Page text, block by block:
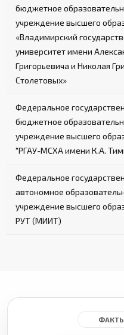
бюджетное
учреждение высшего
«Владимирский
университет имени
Григорьевича и Николая
Столетовых»
Федеральное
бюджетное
учреждение высшего
"РГАУ-МСХА имени К.А.
Федеральное
автономное
учреждение высшего
РУТ (МИИТ)